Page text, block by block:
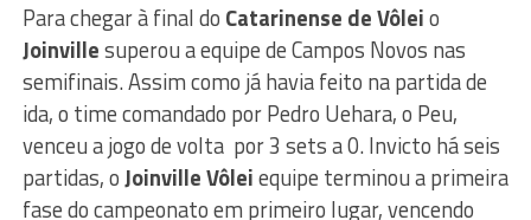
Para chegar à final do Catarinense de Vôleio
Joinvillesuperou a equipe de Campos Novos nas
semifinais. Assim como já havia feito na partida de
ida, o time comandado por Pedro Uehara, o Peu,
venceu a jogo de volta por 3 sets a 0. Invicto há seis
partidas, oJoinville Vôleiequipe terminou a primeira
fase do campeonato em primeiro lugar, vencendo